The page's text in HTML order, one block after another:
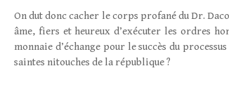
On dut donc cacher le corps profané du Dr.
âme, fiers et heureux d’exécuter les ordres
monnaie d’échange pour le succès du
saintes nitouches de la république ?